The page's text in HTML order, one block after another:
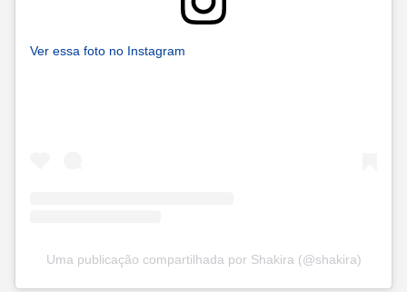
Ver essa foto no Instagram
Uma publicação compartilhada por Shakira (@shakira)